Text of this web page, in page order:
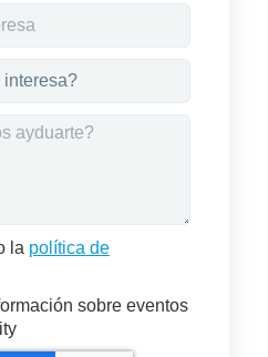
la política de
sobre eventos